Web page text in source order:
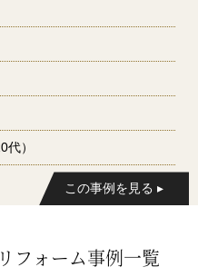
代）
フォーム事例一覧